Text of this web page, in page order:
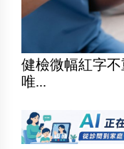
健檢微幅紅字
唯...